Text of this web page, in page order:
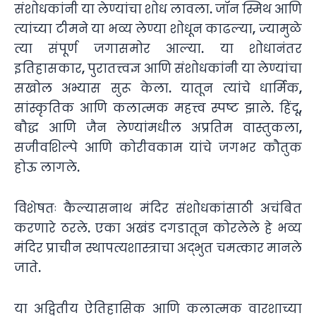
संशोधकांनी या लेण्यांचा शोध लावला. जॉन स्मिथ आणि
त्यांच्या टीमने या भव्य लेण्या शोधून काढल्या, ज्यामुळे
त्या संपूर्ण जगासमोर आल्या. या शोधानंतर
इतिहासकार, पुरातत्त्वज्ञ आणि संशोधकांनी या लेण्यांचा
सखोल अभ्यास सुरू केला. यातून त्यांचे धार्मिक,
सांस्कृतिक आणि कलात्मक महत्त्व स्पष्ट झाले. हिंदू,
बौद्ध आणि जैन लेण्यांमधील अप्रतिम वास्तुकला,
सजीवशिल्पे आणि कोरीवकाम यांचे जगभर कौतुक
होऊ लागले.
विशेषतः कैल्यासनाथ मंदिर संशोधकांसाठी अचंबित
करणारे ठरले. एका अखंड दगडातून कोरलेले हे भव्य
मंदिर प्राचीन स्थापत्यशास्त्राचा अद्भुत चमत्कार मानले
जाते.
या अद्वितीय ऐतिहासिक आणि कलात्मक वारशाच्या